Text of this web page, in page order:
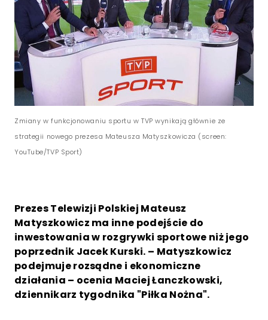
Zmiany w funkcjonowaniu sportu w TVP wynikają głównie ze
strategii nowego prezesa Mateusza Matyszkowicza (screen:
YouTube/TVP Sport)
Prezes Telewizji Polskiej Mateusz
Matyszkowicz ma inne podejście do
inwestowania w rozgrywki sportowe niż jego
poprzednik Jacek Kurski. – Matyszkowicz
podejmuje rozsądne i ekonomiczne
działania – ocenia Maciej Łanczkowski,
dziennikarz tygodnika "Piłka Nożna".